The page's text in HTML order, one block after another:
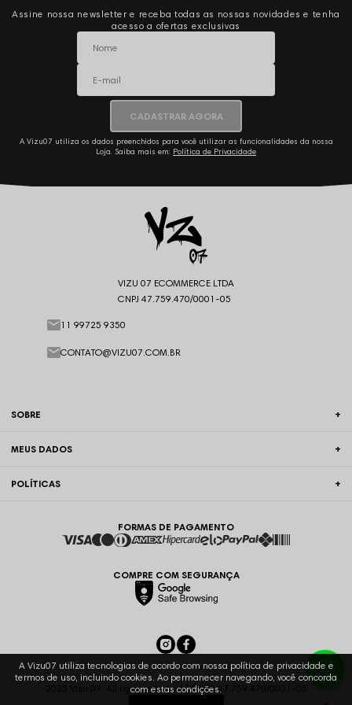
Assine nossa newsletter e receba todas as nossas novidades e tenha
acesso a ofertas exclusivas
CADASTRAR AGORA
A Vizu07 utiliza os dados preenchidos para você utilizar as funcionalidades da nossa
Loja. Saiba mais em: Política de Privacidade
SOBRE
MEUS DADOS
POLÍTICAS
VIZU 07 ECOMMERCE LTDA
CNPJ 47.759.470/0001-05
11 99725 9350
CONTATO@VIZU07.COM.BR
FORMAS DE PAGAMENTO
COMPRE COM SEGURANÇA
2025 Vizu 07. All rights reserved | CNPJ: 47.759.470/0001-05
A Vizu07 utiliza tecnologias de acordo com nossa política de privacidade e
termos de uso, incluindo cookies. Ao permanecer navegando, você concorda
com estas condições.